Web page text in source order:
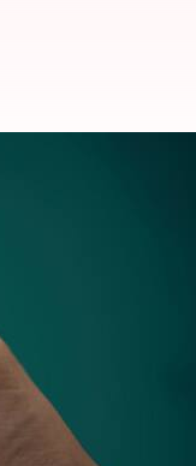
విలువ
లో
కార్డ్‌ల వంటి
నివేదిక సోమవారం